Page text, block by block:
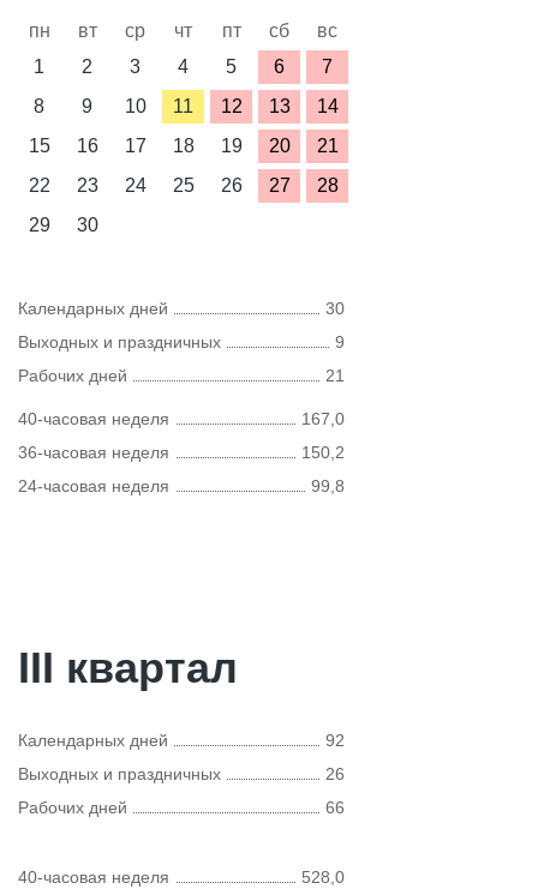
пн вт ср чт пт сб
вс
1
2 3 4 5 6
7
8
9 10 11 12 13
14
15
16 17 18 19 20
21
22
23 24 25 26 27
28
29
30
Календарных дней
30
Выходных и праздничных
9
Рабочих дней
21
40-часовая неделя
167,0
36-часовая неделя
150,2
24-часовая неделя
99,8
III квартал
Календарных дней
92
Выходных и праздничных
26
Рабочих дней
66
40-часовая неделя 528,0